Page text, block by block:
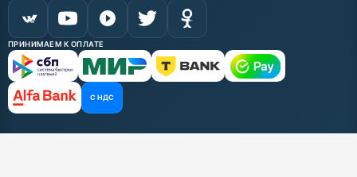
ПРИНИМАЕМ К ОПЛАТЕ
С НДС